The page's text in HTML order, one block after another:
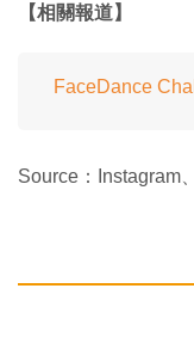
【相關報道】
FaceDance
Source：Instagram